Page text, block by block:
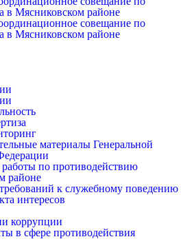
в Мясниковском районе
совещание по
в Мясниковском районе
материалы Генеральной
по противодействию
районе
к служебному поведению
интересов
коррупции
в сфере противодействия